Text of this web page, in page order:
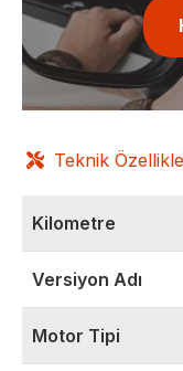
Teknik
Kilometre
Versiyon Adı
Motor Tipi